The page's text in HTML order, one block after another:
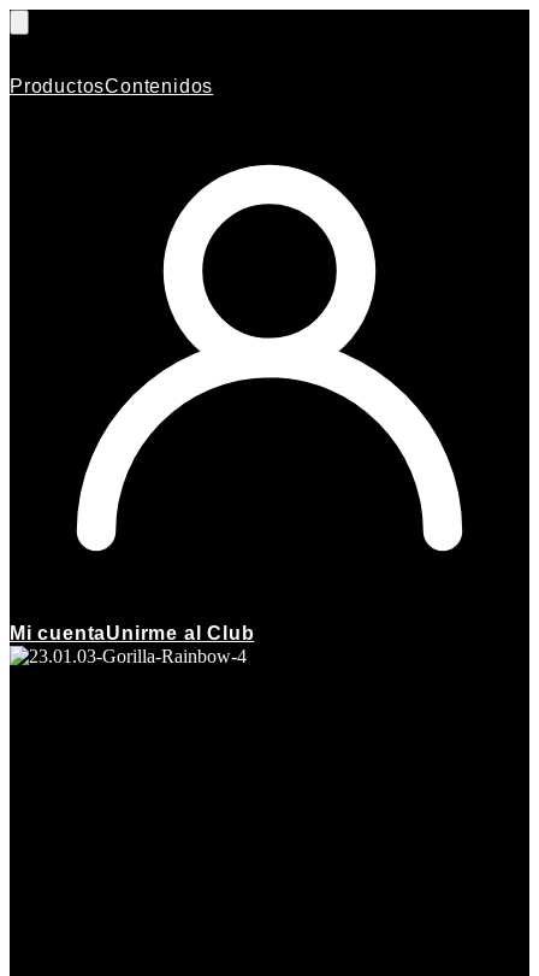
ProductosContenidos
Mi cuentaUnirme al Club